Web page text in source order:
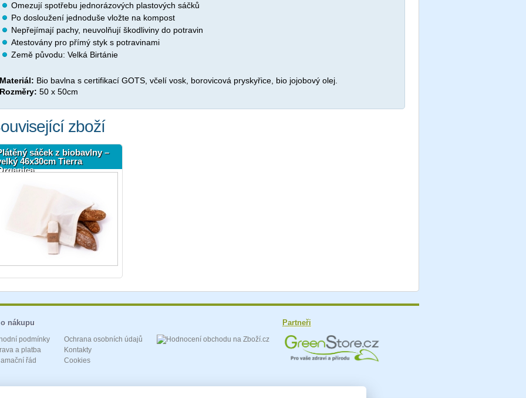
Omezují spotřebu jednorázových plastových sáčků
Po dosloužení jednoduše vložte na kompost
Nepřejímají pachy, neuvolňují škodliviny do potravin
Atestovány pro přímý styk s potravinami
Země původu: Velká Birtánie
Materiál: Bio bavlna s certifikací GOTS, včelí vosk, borovicová pryskyřice, bio jojobový olej.
Rozměry: 50 x 50cm
zboží
sáček z biobavlny –
46x30cm Tierra
nákupu
podmínky
a platba
řád
Ochrana osobních údajů
Kontakty
Cookies
Partneři